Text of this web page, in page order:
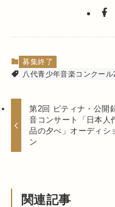
募集終了
八代青少年音楽コンクール
第2回 ピティナ・公開
音コンサート「日本人
品の夕べ」オーディシ
ン
関連記事